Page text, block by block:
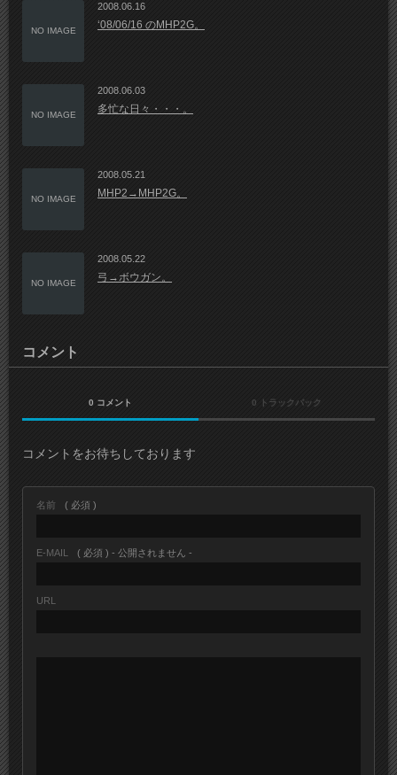
NO IMAGE
2008.06.16
‘08/06/16 のMHP2G。
NO IMAGE
2008.06.03
多忙な日々・・・。
NO IMAGE
2008.05.21
MHP2→MHP2G。
NO IMAGE
2008.05.22
弓→ボウガン。
コメント
0 コメント 0 トラックバック
コメントをお待ちしております
名前 ( 必須 )
E-MAIL ( 必須 ) - 公開されません -
URL